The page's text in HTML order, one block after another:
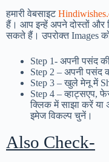
हमारी वेबसाइट
हैं। आप इन्हें अपने दोस्तों और
सकते हैं। उपरोक्त Images
Step 1- अपनी पसंद
Step 2 – अपनी पसंद
Step 3 – खुले मेनू में
Step 4 – व्हाट्सएप,
क्लिक में साझा करें
इमेज विकल्प चुनें।
Also Check-